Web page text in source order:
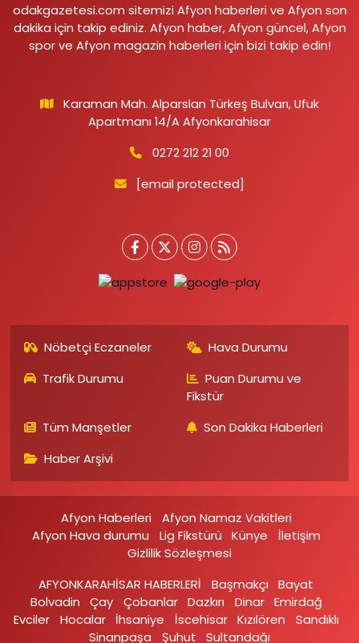
odakgazetesi.com sitemizi Afyon haberleri ve Afyon son
dakika için takip ediniz. Afyon haber, Afyon güncel, Afyon
spor ve Afyon magazin haberleri için bizi takip edin!
Karaman Mah. Alparslan Türkeş Bulvarı, Ufuk
Apartmanı 14/A Afyonkarahisar
0272 212 21 00
[email protected]
Nöbetçi Eczaneler
Hava Durumu
Trafik Durumu
Puan Durumu ve
Fikstür
Tüm Manşetler
Son Dakika Haberleri
Haber Arşivi
Afyon Haberleri
Afyon Namaz Vakitleri
Afyon Hava durumu
Lig Fikstürü Künye
İletişim
Gizlilik Sözleşmesi
AFYONKARAHİSAR HABERLERİ
Başmakçı
Bayat
Bolvadin
Çay Çobanlar Dazkırı Dinar Emirdağ‎
Evciler‎
Hocalar İhsaniye‎ İscehisar Kızılören‎
Sandıklı‎
Sinanpaşa
Şuhut Sultandağı